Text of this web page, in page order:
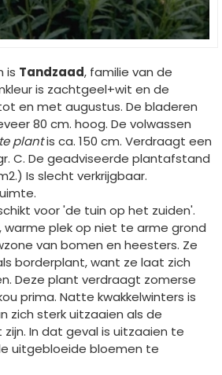
is Tandzaad, familie van de
is zachtgeel+wit en de
en met augustus. De bladeren
80 cm. hoog. De volwassen
plantis ca. 150 cm. Verdraagt een
C. De geadviseerde plantafstand
Is slecht verkrijgbaar.
voor 'de tuin op het zuiden'.
warme plek op niet te arme grond
van bomen en heesters. Ze
borderplant, want ze laat zich
Deze plant verdraagt zomerse
prima. Natte kwakkelwinters is
zich sterk uitzaaien als de
In dat geval is uitzaaien te
uitgebloeide bloemen te